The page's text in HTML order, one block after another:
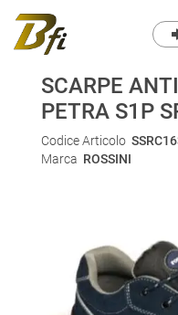
SCARPE
PETRA S1P
Codice Articolo
Marca ROSSINI